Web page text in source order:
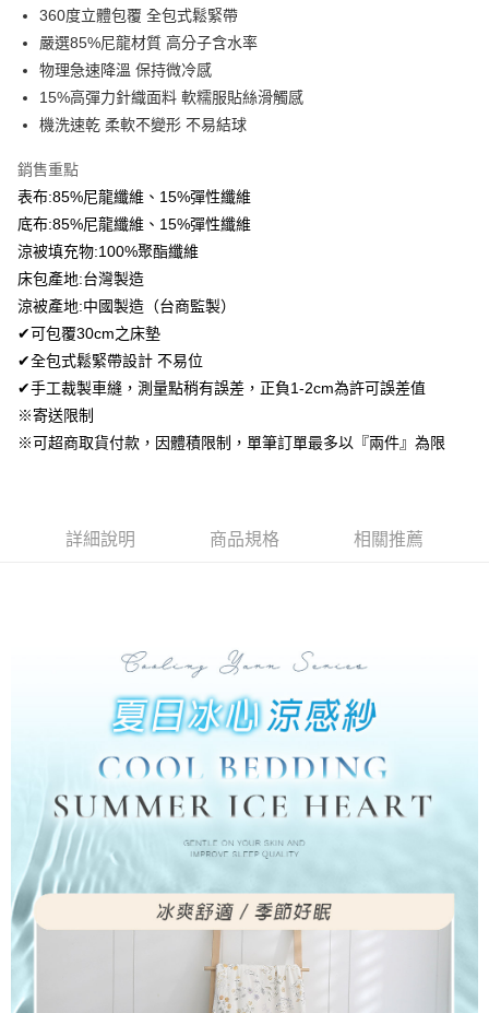
Apple Pay
悠遊付
Google Pay
AFTEE先享後付
相關說明
AFTEE先享後付是「在收到商品之後才付款」的支付方式。 讓您購物簡單
便利好安心！
１．簡單：不需註冊會員、不需綁卡、不需儲值。
２．便利：只要手機號碼，簡訊認證，即可結帳。
３．安心：先確認商品／服務後，再付款。
１．於結帳方式選擇「AFTEE先享後付」後，將跳轉至「AFTEE先享後付」
結帳頁面，進行簡訊認證並確認金額後，即可完成結帳。
２．訂單成立數日內，您將收到繳費通知簡訊。
３．收到繳費通知簡訊後14天內，點擊此簡訊中的連結，可透過四大超商／
ATM／網路銀行／等多元方式進行付款，方視為交易完成。
※ 請注意：結帳手續完成當下不需立刻繳費，但若您需要取消訂單，請聯絡
客戶支援中心」 https://netprotections.freshdesk.com/support/home
２．關於個人資料處理事宜，請瀏覽以下網址：
https://aftee.tw/terms/#terms3
３．未成年的使用者請事先徵得法定代理人或監護人之同意方可使用
「AFTEE先享後付」，若未經同意申辦者引起之損失，本公司不負相關責
４．使用「AFTEE先享後付」時，將依據個別帳號之用戶狀況，依本公司即
時審查核予不同之上限額度；若仍有額度不足之情形，本公司將視審查結果
請求用戶進行身份認證。
５．嚴禁一人註冊多個帳號或使用他人資訊註冊。若發現惡意使用之情形，
恩沛科技股份有限公司將有權停止該用戶之使用額度並採取法律行動。
ATM付款
運送方式
全家取貨付款
免運費
付款後全家取貨
免運費
7-11取貨付款
每筆NT$60，滿NT$499(含以上)免運費
每筆NT$100，滿NT$499(含以上)免運費
360度立體包覆 全包式鬆緊帶
嚴選85%尼龍材質 高分子含水率
物理急速降溫 保持微冷感
15%高彈力針織面料 軟糯服貼絲滑觸感
機洗速乾 柔軟不變形 不易結球
銷售重點
表布:85%尼龍纖維、15%彈性纖維
底布:85%尼龍纖維、15%彈性纖維
涼被填充物:100%聚酯纖維
床包產地:台灣製造
涼被產地:中國製造（台商監製）
✔可包覆30cm之床墊
✔全包式鬆緊帶設計 不易位
✔手工裁製車縫，測量點稍有誤差，正負1-2cm為許可誤差值
※寄送限制
※可超商取貨付款，因體積限制，單筆訂單最多以『兩件』為限
詳細說明 商品規格 相關推薦